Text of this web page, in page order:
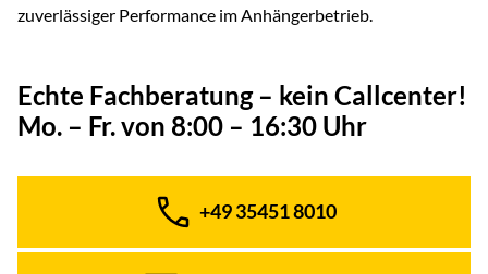
zuverlässiger Performance im Anhängerbetrieb.
Echte Fachberatung – kein Callcenter!
Mo. – Fr. von 8:00 – 16:30 Uhr
Telefon:
+49 35451 8010